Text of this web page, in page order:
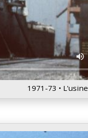
1971-73 •